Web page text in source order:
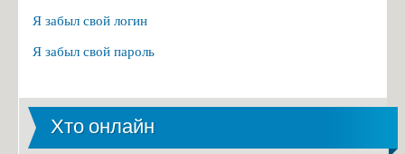
Я забыл свой логин
Я забыл свой пароль
Хто онлайн